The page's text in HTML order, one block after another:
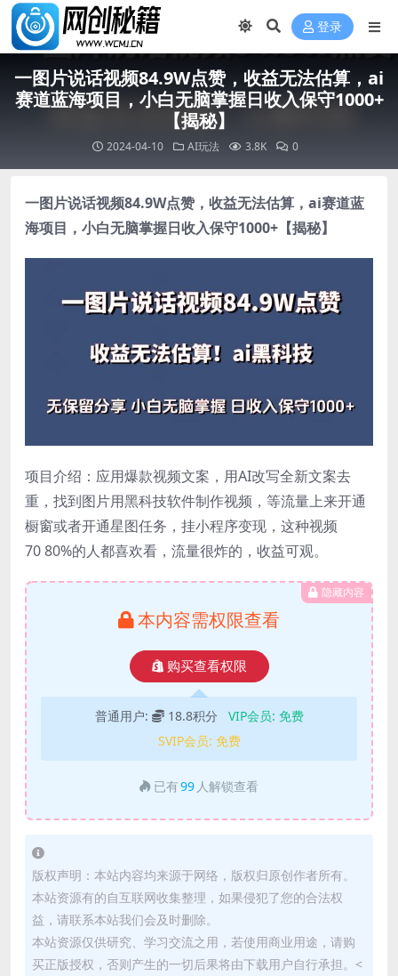
登录
一图片说话视频84.9W点赞，收益无法估算，ai
赛道蓝海项目，小白无脑掌握日收入保守1000+
【揭秘】
2024-04-10 AI玩法 3.8K 0
一图片说话视频84.9W点赞，收益无法估算，ai赛道蓝
海项目，小白无脑掌握日收入保守1000+【揭秘】
项目介绍：应用爆款视频文案，用AI改写全新文案去
重，找到图片用黑科技软件制作视频，等流量上来开通
橱窗或者开通星图任务，挂小程序变现，这种视频
70 80%的人都喜欢看，流量很炸的，收益可观。
隐藏内容
本内容需权限查看
购买查看权限
普通用户: 18.8积分 VIP会员: 免费
SVIP会员: 免费
已有99 人解锁查看
版权声明：本站内容均来源于网络，版权归原创作者所有。
本站资源有的自互联网收集整理，如果侵犯了您的合法权
益，请联系本站我们会及时删除。
本站资源仅供研究、学习交流之用，若使用商业用途，请购
买正版授权，否则产生的一切后果将由下载用户自行承担。<